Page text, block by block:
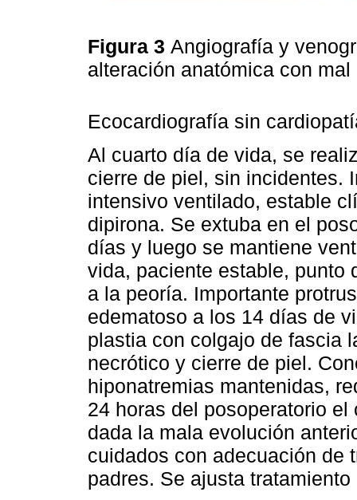
Figura 3 Angiografía y
alteración anatómica con
Ecocardiografía sin
Al cuarto día de vida, se
cierre de piel, sin incidentes.
intensivo ventilado, estable
dipirona. Se extuba en el
días y luego se mantiene
vida, paciente estable, punto
a la peoría. Importante
edematoso a los 14 días de
plastia con colgajo de fascia
necrótico y cierre de piel.
hiponatremias mantenidas,
24 horas del posoperatorio
dada la mala evolución
cuidados con adecuación de
padres. Se ajusta